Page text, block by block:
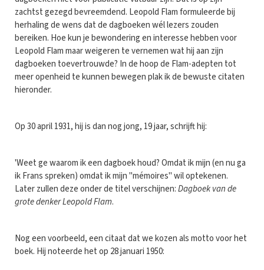
zachtst gezegd bevreemdend. Leopold Flam formuleerde bij
herhaling de wens dat de dagboeken wél lezers zouden
bereiken. Hoe kun je bewondering en interesse hebben voor
Leopold Flam maar weigeren te vernemen wat hij aan zijn
dagboeken toevertrouwde? In de hoop de Flam-adepten tot
meer openheid te kunnen bewegen plak ik de bewuste citaten
hieronder.
Op 30 april 1931, hij is dan nog jong, 19 jaar, schrijft hij:
'Weet ge waarom ik een dagboek houd? Omdat ik mijn (en nu ga
ik Frans spreken) omdat ik mijn "mémoires" wil optekenen.
Later zullen deze onder de titel verschijnen:Dagboek van de
grote denker Leopold Flam.
Nog een voorbeeld, een citaat dat we kozen als motto voor het
boek. Hij noteerde het op 28 januari 1950: